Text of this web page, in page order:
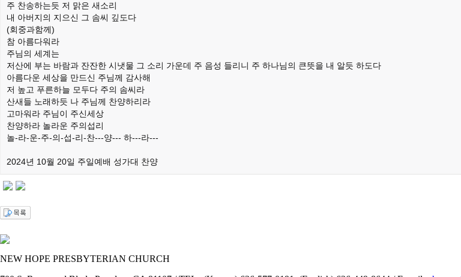
주 찬송하는듯 저 맑은 새소리
내 아버지의 지으신 그 솜씨 깊도다
(회중과함께)
참 아름다워라
주님의 세계는
저산에 부는 바람과 잔잔한 시냇물 그 소리 가운데 주 음성 들리니 주 하나님의 큰뜻을 내 알듯 하도다
아름다운 세상을 만드신 주님께 감사해
저 높고 푸른하늘 모두다 주의 솜씨라
산새들 노래하듯 나 주님께 찬양하리라
고마워라 주님이 주신세상
찬양하라 놀라운 주의섭리
놀-라-운-주-의-섭-리-찬---양--- 하---라---
2024년 10월 20일 주일예배 성가대 찬양
NEW HOPE PRESBYTERIAN CHURCH